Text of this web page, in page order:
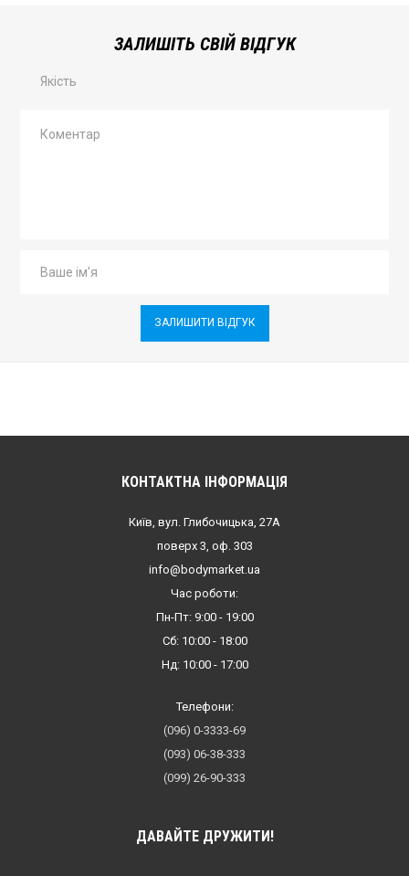
ЗАЛИШІТЬ СВІЙ ВІДГУК
Якість
ЗАЛИШИТИ ВІДГУК
КОНТАКТНА ІНФОРМАЦІЯ
Київ, вул. Глибочицька, 27А
поверх 3, оф. 303
info@bodymarket.ua
Час роботи:
Пн-Пт: 9:00 - 19:00
Сб: 10:00 - 18:00
Нд: 10:00 - 17:00
Телефони:
(096) 0-3333-69
(093) 06-38-333
(099) 26-90-333
ДАВАЙТЕ ДРУЖИТИ!